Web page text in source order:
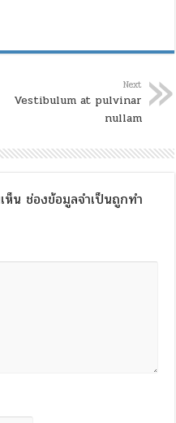
Next
Vestibulum at pulvinar
nullam
ห็น ช่องข้อมูลจำเป็นถูกทำ